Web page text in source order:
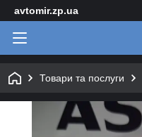
avtomir.zp.ua
Товари та послуги